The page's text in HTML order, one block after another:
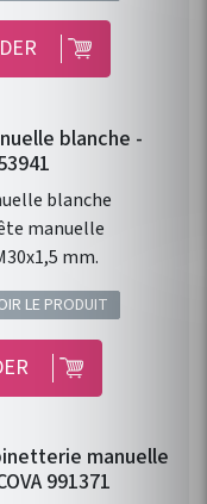
design
de la
d'un radiateur ou
serviette à eau
blanche -
blanche
mm.
LE PRODUIT
manuelle
991371